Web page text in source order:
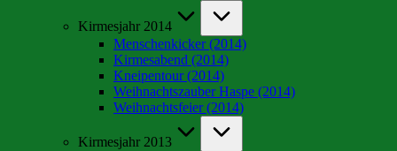
Kirmesjahr 2014
Menschenkicker (2014)
Kirmesabend (2014)
Kneipentour (2014)
Weihnachtszauber Haspe (2014)
Weihnachtsfeier (2014)
Kirmesjahr 2013